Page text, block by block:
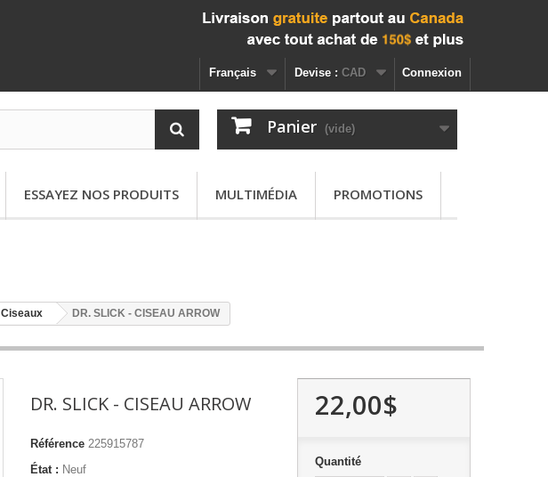
Connexion
Devise : CAD
Français
Panier (vide)
ESSAYEZ NOS PRODUITS MULTIMÉDIA PROMOTIONS
Ciseaux DR. SLICK - CISEAU ARROW
DR. SLICK - CISEAU ARROW
Référence 225915787
État : Neuf
22,00$
Quantité